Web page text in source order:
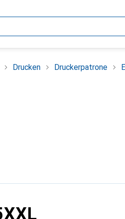
Drucken Druckerpatrone